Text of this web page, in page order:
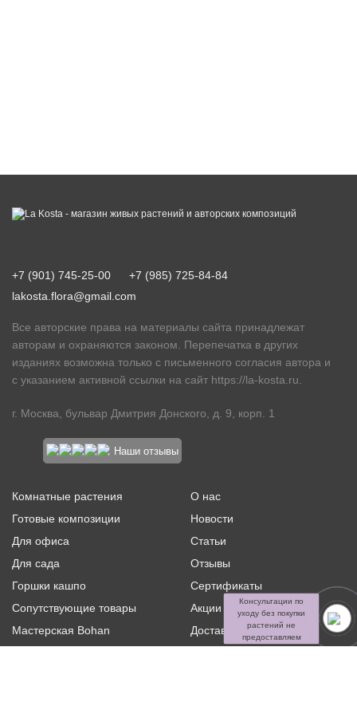
+7 (901) 745-25-00
+7 (985) 725-84-84
lakosta.flora@gmail.com
Все авторские права на материалы сайта принадлежат
авторам и охраняются законом. Перепечатка в других
изданиях возможна только с письменного согласия автора и
с указанием активной ссылки на сайт https://la-kosta.ru
г. Москва, бульвар Дмитрия Донского, д. 9, корп. 1
Наши отзывы
Комнатные растения
Готовые композиции
Для офиса
Для сада
Горшки кашпо
Сопутствующие товары
Мастерская Bohan
О нас
Новости
Статьи
Отзывы
Сертификаты
Акции и скидки
Доставка и оплата
Консультации по
уходу без покупки
растений не
предоставляем